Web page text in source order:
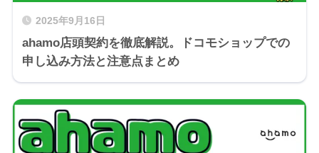
2025年9月16日
ahamo店頭契約を徹底解説。ドコモショップでの
申し込み方法と注意点まとめ